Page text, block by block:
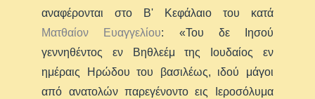
αναφέρονται στο Β' Κεφάλαιο του κατά
Ματθαίον Ευαγγελίου: «Του δε Ιησού
γεννηθέντος εν Βηθλεέμ της Ιουδαίος εν
ημέραις Ηρώδου του βασιλέως, ιδού μάγοι
από ανατολών παρεγένοντο εις Ιεροσόλυμα